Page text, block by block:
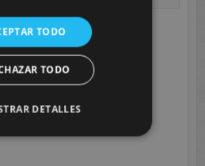
electrónico y web en este
vez que comente.
TODO
TODO
DETALLES